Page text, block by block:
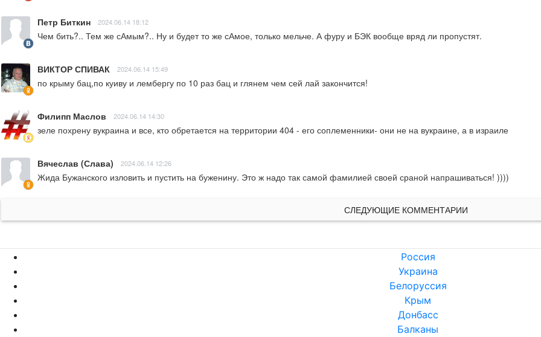
Петр Биткин 2024.06.14 18:12
Чем бить?.. Тем же сАмым?.. Ну и будет то же сАмое, только мельче. А фуру и БЭК вообще вряд ли пропустят.
ВИКТОР СПИВАК 2024.06.14 15:49
по крыму бац,по куиву и лембергу по 10 раз бац и глянем чем сей лай закончится!
Филипп Маслов 2024.06.14 14:30
зеле похрену вукраина и все, кто обретается на территории 404 - его соплеменники- они не на вукраине, а в израиле
Вячеслав (Слава) 2024.06.14 12:26
Жида Бужанского изловить и пустить на буженину. Это ж надо так самой фамилией своей сраной напрашиваться! ))))
СЛЕДУЮЩИЕ КОММЕНТАРИИ
Россия
Украина
Белоруссия
Крым
Донбасс
Балканы